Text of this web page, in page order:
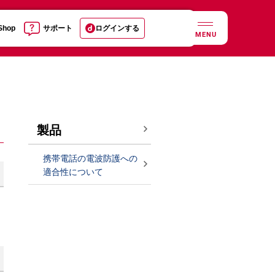
サポート ログインする
MENU
製品
携帯電話の電波防護への
適合性について